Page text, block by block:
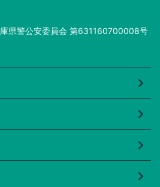
県警公安委員会 第631160700008号